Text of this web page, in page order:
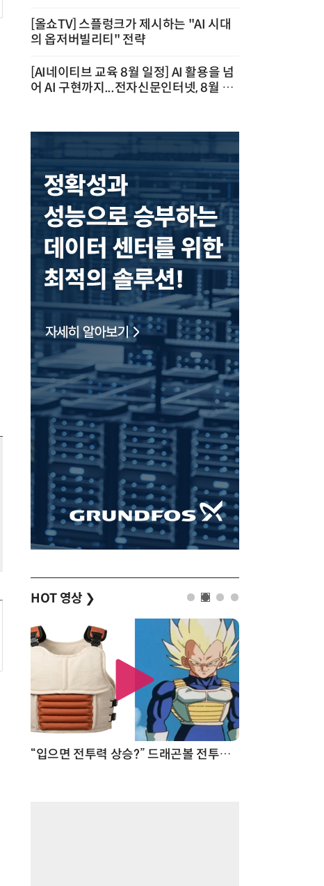
[올쇼TV] 스플렁크가 제시하는 "AI 시대
의 옵저버빌리티" 전략
[AI네이티브 교육 8월 일정] AI 활용을 넘
어 AI 구현까지...전자신문인터넷, 8월 실
HOT 영상 ❯
“입으면 전투력 상승?” 드래곤볼 전투복 닮은 중량조끼